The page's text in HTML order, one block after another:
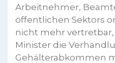
Arbeitnehmer,
öffentlichen Sektors
nicht mehr
Minister die
Gehälterabkommen